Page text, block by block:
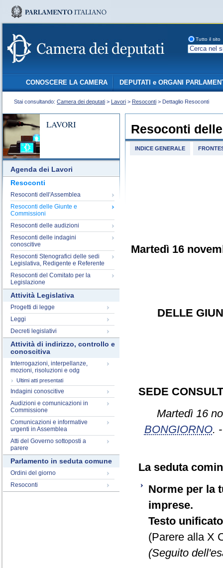
Tutto il sito
CONOSCERE LA CAMERA DEPUTATI e ORGANI
Stai consultando: Camera dei deputati > Lavori > Resoconti > Dettaglio Resoconti
LAVORI
Agenda dei Lavori
Resoconti
Resoconti dell'Assemblea
Resoconti delle Giunte e
Commissioni
Resoconti delle audizioni
Resoconti delle indagini
conoscitive
Resoconti Stenografici delle sedi
Legislativa, Redigente e Referente
Resoconti del Comitato per la
Legislazione
Attività Legislativa
Progetti di legge
Leggi
Decreti legislativi
Attività di indirizzo, controllo e
conoscitiva
Interrogazioni, interpellanze,
mozioni, risoluzioni e odg
Ultimi atti presentati
Indagini conoscitive
Audizioni e comunicazioni in
Commissione
Comunicazioni e informative
urgenti in Assemblea
Atti del Governo sottoposti a
parere
Parlamento in seduta comune
Ordini del giorno
Resoconti
Resoconti
INDICE GENERALE
Martedì 16
DELLE
SEDE
Martedì 16
BONGIORNO.
La seduta
Norme per la
imprese.
Testo
(Parere alla X
(Seguito